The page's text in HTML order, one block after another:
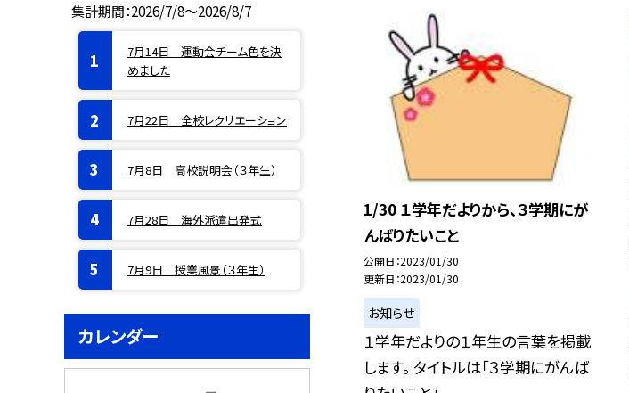
1/30 １学年だよりから、３学期にが
んばりたいこと
公開日 2023/01/30
更新日 2023/01/30
お知らせ
１学年だよりの１年生の言葉を掲載
します。 タイトルは「３学期にがんば
集計期間：2026/7/8～2026/8/7
7月14日 運動会チーム色を決
めました
7月22日 全校レクリエーション
7月8日 高校説明会（３年生）
7月28日 海外派遣出発式
7月9日 授業風景（３年生）
カレンダー